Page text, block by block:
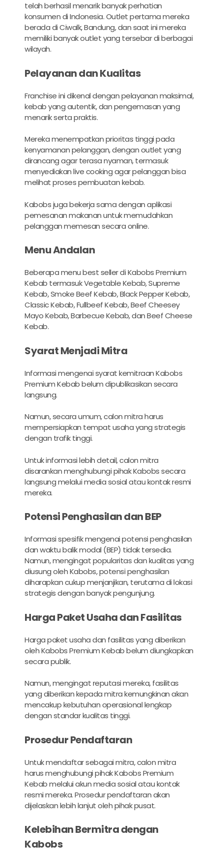
telah berhasil menarik banyak perhatian
konsumen di Indonesia. Outlet pertama mereka
berada di Ciwalk, Bandung, dan saat ini mereka
memiliki banyak outlet yang tersebar di berbagai
wilayah.
Pelayanan dan Kualitas
Franchise ini dikenal dengan pelayanan maksimal,
kebab yang autentik, dan pengemasan yang
menarik serta praktis.
Mereka menempatkan prioritas tinggi pada
kenyamanan pelanggan, dengan outlet yang
dirancang agar terasa nyaman, termasuk
menyediakan live cooking agar pelanggan bisa
melihat proses pembuatan kebab.
Kabobs juga bekerja sama dengan aplikasi
pemesanan makanan untuk memudahkan
pelanggan memesan secara online.
Menu Andalan
Beberapa menu best seller di Kabobs Premium
Kebab termasuk Vegetable Kebab, Supreme
Kebab, Smoke Beef Kebab, Black Pepper Kebab,
Classic Kebab, Fullbeef Kebab, Beef Cheesey
Mayo Kebab, Barbecue Kebab, dan Beef Cheese
Kebab.
Syarat Menjadi Mitra
Informasi mengenai syarat kemitraan Kabobs
Premium Kebab belum dipublikasikan secara
langsung.
Namun, secara umum, calon mitra harus
mempersiapkan tempat usaha yang strategis
dengan trafik tinggi.
Untuk informasi lebih detail, calon mitra
disarankan menghubungi pihak Kabobs secara
langsung melalui media sosial atau kontak resmi
mereka.
Potensi Penghasilan dan BEP
Informasi spesifik mengenai potensi penghasilan
dan waktu balik modal (BEP) tidak tersedia.
Namun, mengingat popularitas dan kualitas yang
diusung oleh Kabobs, potensi penghasilan
diharapkan cukup menjanjikan, terutama di lokasi
strategis dengan banyak pengunjung.
Harga Paket Usaha dan Fasilitas
Harga paket usaha dan fasilitas yang diberikan
oleh Kabobs Premium Kebab belum diungkapkan
secara publik.
Namun, mengingat reputasi mereka, fasilitas
yang diberikan kepada mitra kemungkinan akan
mencakup kebutuhan operasional lengkap
dengan standar kualitas tinggi.
Prosedur Pendaftaran
Untuk mendaftar sebagai mitra, calon mitra
harus menghubungi pihak Kabobs Premium
Kebab melalui akun media sosial atau kontak
resmi mereka. Prosedur pendaftaran akan
dijelaskan lebih lanjut oleh pihak pusat.
Kelebihan Bermitra dengan
Kabobs